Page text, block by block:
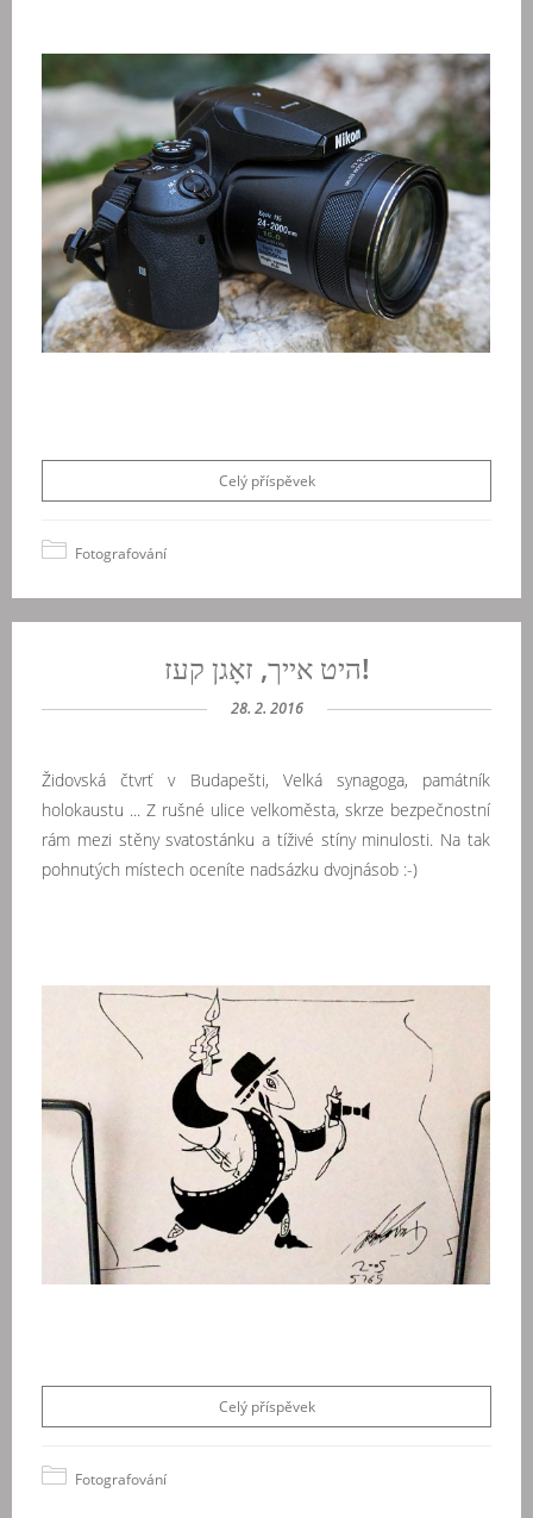
Celý příspěvek
Fotografování
היט אייך, זאָגן קעז!
28. 2. 2016
Židovská čtvrť v Budapešti, Velká synagoga, památník
holokaustu ... Z rušné ulice velkoměsta, skrze bezpečnostní
rám mezi stěny svatostánku a tíživé stíny minulosti. Na tak
pohnutých místech oceníte nadsázku dvojnásob :-)
Celý příspěvek
Fotografování